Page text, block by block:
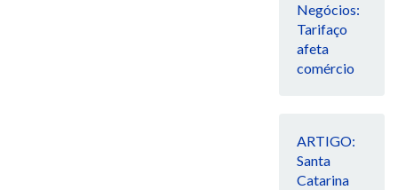
Negócios:
Tarifaço
afeta
comércio
ARTIGO:
Santa
Catarina